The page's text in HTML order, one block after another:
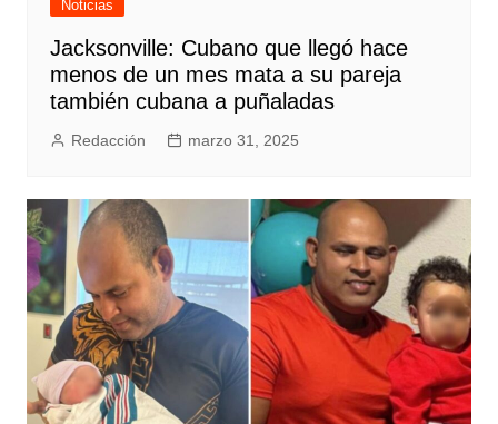
Noticias
Jacksonville: Cubano que llegó hace
menos de un mes mata a su pareja
también cubana a puñaladas
Redacción marzo 31, 2025